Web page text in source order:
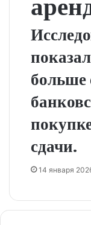
сдачи.
14 января